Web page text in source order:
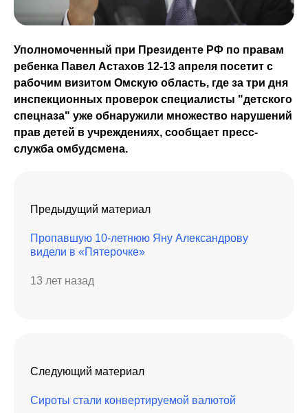
Уполномоченный при Президенте РФ по правам
ребенка Павел Астахов 12-13 апреля посетит с
рабочим визитом Омскую область, где за три дня
инспекционных проверок специалисты "детского
спецназа" уже обнаружили множество нарушений
прав детей в учреждениях, сообщает пресс-
служба омбудсмена.
Предыдущий материал
Пропавшую 10-летнюю Яну Александрову
видели в «Пятерочке»
13 лет назад
Следующий материал
Сироты стали конвертируемой валютой